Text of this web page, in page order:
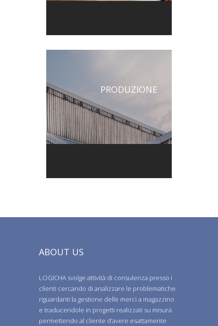
PRODUZIONE
ABOUT US
LOGICHA svolge attività di consulenza presso i
clienti cercando di analizzare le problematiche
riguardanti la gestione delle merci a magazzino
e traducendole in progetti realizzati su misura
permettendo al cliente d’avere esattamente